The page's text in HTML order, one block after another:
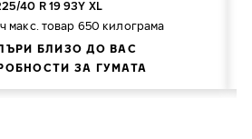
40 R 19 93Y XL
макс. товар 650 килограма
БЛИЗО ДО ВАС
ЗА ГУМАТА